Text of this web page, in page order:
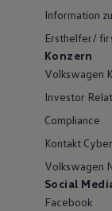
Information
Ersthelfer/
Konzern
Volkswagen
Investor
Compliance
Kontakt
Volkswagen
Social
Facebook